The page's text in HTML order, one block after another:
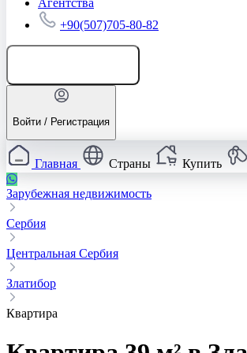
+90(507)705-80-82
Войти / Регистрация
Главная Страны Купить
Зарубежная недвижимость
Сербия
Центральная Сербия
Златибор
Квартира